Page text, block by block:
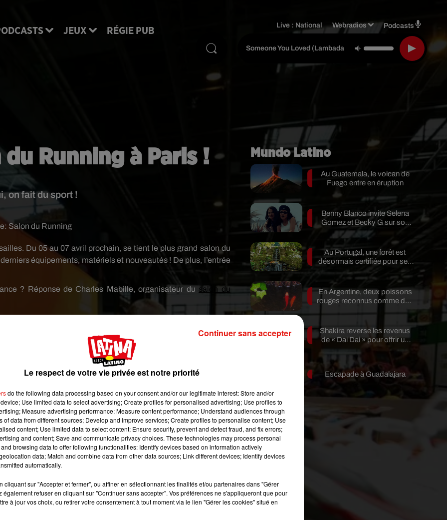
JEUX RÉGIE PUB
Live : National Webradios Podcasts
Someone You Loved (lambada Francesa) - Eduardo
Running à Paris !
on fait du sport !
Salon du Running
Du 05 au 07 avril prochain, se tient le plus grand salon du
équipements, matériels et nouveautés ! De plus, l’entrée
? Réponse de Charles Mabille, organisateur du salon du
de nombreuses disciplines qui gravitent tout autour :
selon Charles :
dédié au bien-être, avec la possibilité de vous faire masser et
profiter d’un espace nutrition ou encore d’un espace 100%
"bons plans latinos" de Jérôme.
du lundi au vendredi à 12h et 20h
Mundo Latino
Au Guatemala, le volcan de
Fuego entre en éruption
Benny Blanco invite Selena
Gomez et Becky G sur son
nouveau single
Au Portugal, une forêt est
désormais certifiée pour ses
En Argentine, deux poissons
rouges reconnus comme des
Shakira reverse les revenus
de « Dai Dai » pour offrir un
avenir...
Escapade à Guadalajara
Le respect de votre vie privée est notre priorité
do the following data processing based on your consent and/or our legitimate interest: Store and/or
Use limited data to select advertising; Create profiles for personalised advertising; Use profiles to
Measure advertising performance; Measure content performance; Understand audiences through
of data from different sources; Develop and improve services; Create profiles to personalise content; Use
content; Use limited data to select content; Ensure security, prevent and detect fraud, and fix errors;
and content; Save and communicate privacy choices. These technologies may process personal
browsing data to offer following functionalities: Identify devices based on information actively
data; Match and combine data from other data sources; Link different devices; Identify devices
automatically.
cliquant sur "Accepter et fermer", ou affiner en sélectionnant les finalités et/ou partenaires dans "Gérer
également refuser en cliquant sur "Continuer sans accepter". Vos préférences ne s'appliqueront que pour
à jour vos choix, ou retirer votre consentement à tout moment via le lien "Gérer les cookies" situé en
Continuer sans accepter